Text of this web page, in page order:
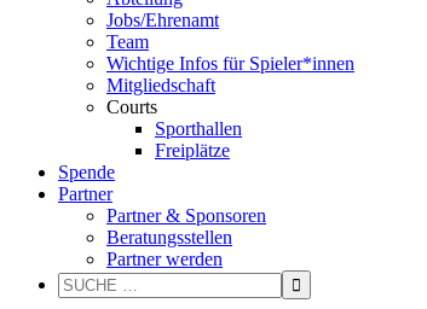
Jobs/Ehrenamt
Team
Wichtige Infos für Spieler*innen
Mitgliedschaft
Courts
Sporthallen
Freiplätze
Spende
Partner
Partner & Sponsoren
Beratungsstellen
Partner werden